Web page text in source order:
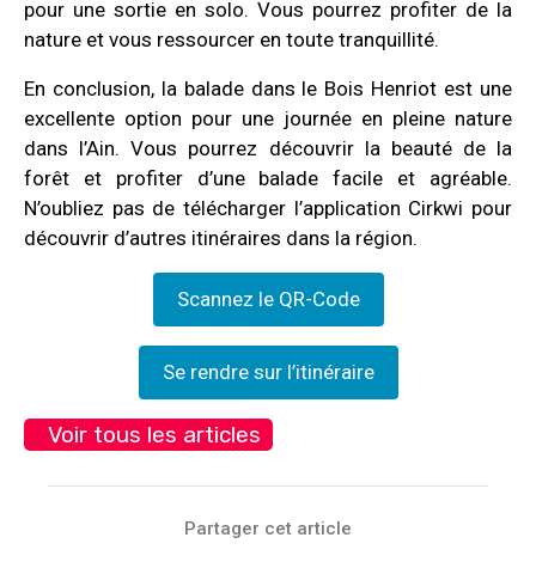
pour une sortie en solo. Vous pourrez profiter de la
nature et vous ressourcer en toute tranquillité.
En conclusion, la balade dans le Bois Henriot est une
excellente option pour une journée en pleine nature
dans l’Ain. Vous pourrez découvrir la beauté de la
forêt et profiter d’une balade facile et agréable.
N’oubliez pas de télécharger l’application Cirkwi pour
découvrir d’autres itinéraires dans la région.
Scannez le QR-Code
Se rendre sur l’itinéraire
Voir tous les articles
Partager cet article